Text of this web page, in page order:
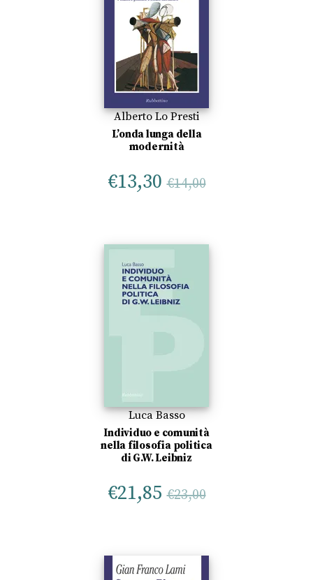
Alberto Lo Presti
L’onda lunga della
modernità
€13,30 €14,00
Luca Basso
Individuo e comunità
nella filosofia politica
di G.W. Leibniz
€21,85 €23,00